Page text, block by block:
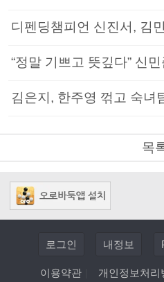
디펜딩챔피언 신진서, 김
“정말 기쁘고 뜻깊다” 신
김은지, 한주영 꺾고 숙녀
목
로그인 내정보
이용약관 개인정보처리